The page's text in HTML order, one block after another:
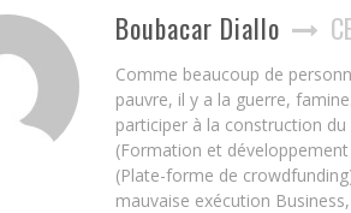
Boubacar Diallo
Comme beaucoup de
pauvre, il y a la guerre,
participer à la construction du
(Formation et
(Plate-forme de
mauvaise exécution